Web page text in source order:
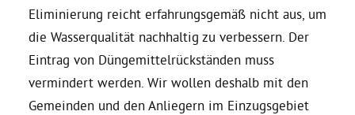
Eliminierung reicht erfahrungsgemäß nicht aus, um
die Wasserqualität nachhaltig zu verbessern. Der
Eintrag von Düngemittelrückständen muss
vermindert werden. Wir wollen deshalb mit den
Gemeinden und den Anliegern im Einzugsgebiet